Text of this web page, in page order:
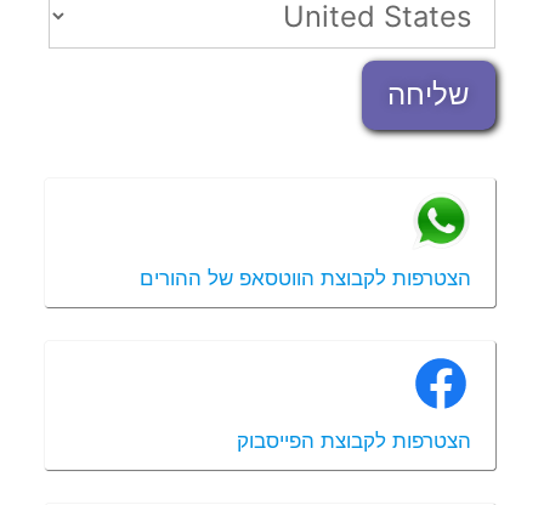
שליחה
הצטרפות לקבוצת הווטסאפ של ההורים
הצטרפות לקבוצת הפייסבוק